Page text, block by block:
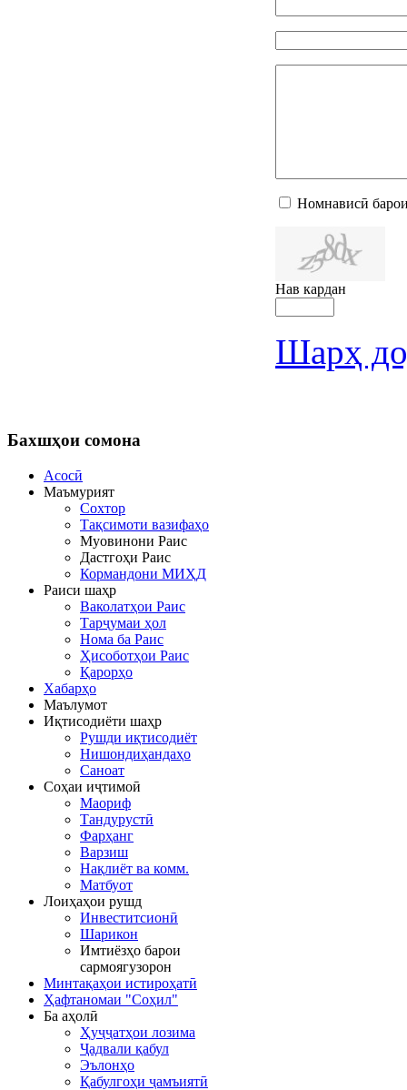
Номнависӣ
Нав кардан
Шарҳ
Бахшҳои сомона
Асосӣ
Маъмурият
Сохтор
Тақсимоти вазифаҳо
Муовинони Раис
Дастгоҳи Раис
Кормандони МИҲД
Раиси шаҳр
Ваколатҳои Раис
Тарҷумаи ҳол
Нома ба Раис
Ҳисоботҳои Раис
Қарорҳо
Хабарҳо
Маълумот
Иқтисодиёти шаҳр
Рушди иқтисодиёт
Нишондиҳандаҳо
Саноат
Соҳаи иҷтимоӣ
Маориф
Тандурустӣ
Фарҳанг
Варзиш
Нақлиёт ва комм.
Матбуот
Лоиҳаҳои рушд
Инвеститсионӣ
Шарикон
Имтиёзҳо барои
сармоягузорон
Минтақаҳои истироҳатӣ
Ҳафтаномаи "Соҳил"
Ба аҳолӣ
Ҳуҷҷатҳои лозима
Ҷадвали қабул
Эълонҳо
Қабулгоҳи ҷамъиятӣ